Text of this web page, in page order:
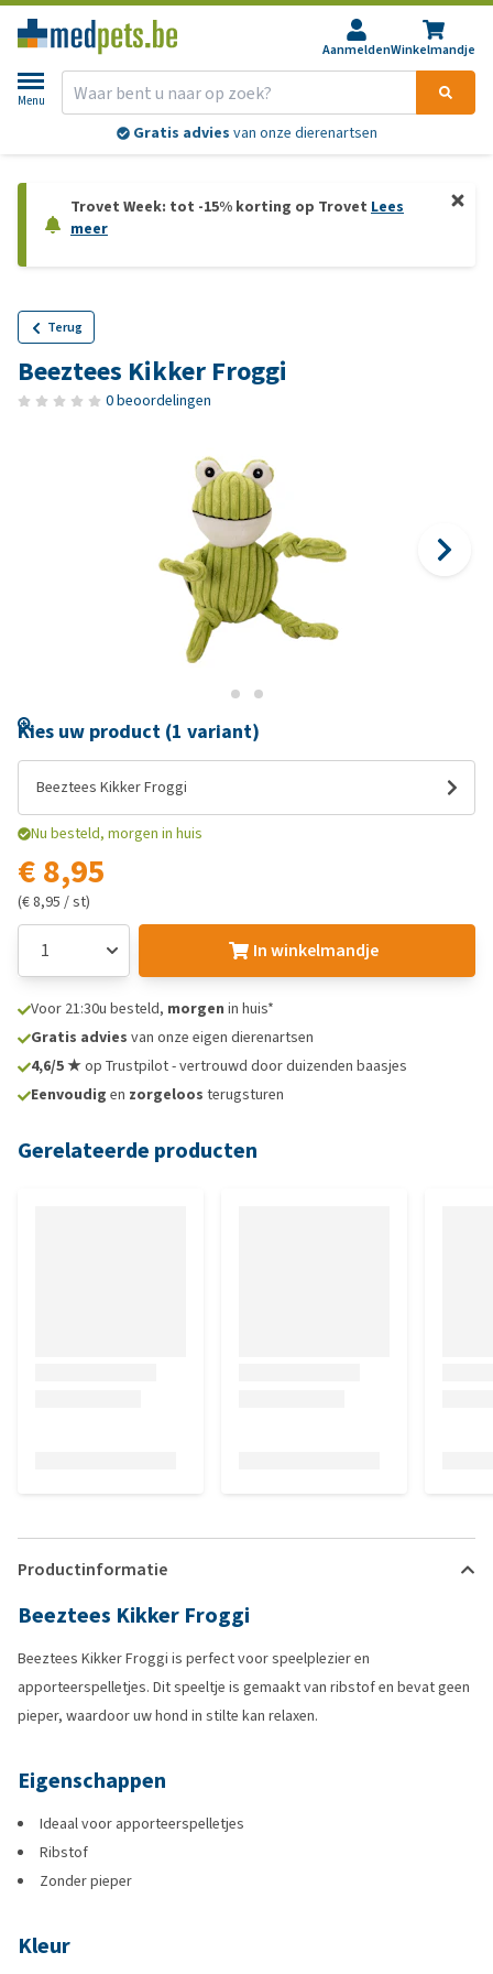
AanmeldenWinkelmandje
Menu
Gratis advies van onze dierenartsen
Trovet Week: tot -15% korting op Trovet Lees
meer
Terug
Beeztees Kikker Froggi
0 beoordelingen
Kies uw product (1 variant)
Beeztees Kikker Froggi
Nu besteld, morgen in huis
€ 8,95
(€ 8,95 / st)
In winkelmandje
Voor 21:30u besteld, morgen in huis*
Gratis advies van onze eigen dierenartsen
4,6/5 ★op Trustpilot - vertrouwd door duizenden baasjes
Eenvoudig en zorgeloos terugsturen
Gerelateerde producten
Productinformatie
Beeztees Kikker Froggi
Beeztees Kikker Froggi is perfect voor speelplezier en
apporteerspelletjes. Dit speeltje is gemaakt van ribstof en bevat geen
pieper, waardoor uw hond in stilte kan relaxen.
Eigenschappen
Ideaal voor apporteerspelletjes
Ribstof
Zonder pieper
Kleur